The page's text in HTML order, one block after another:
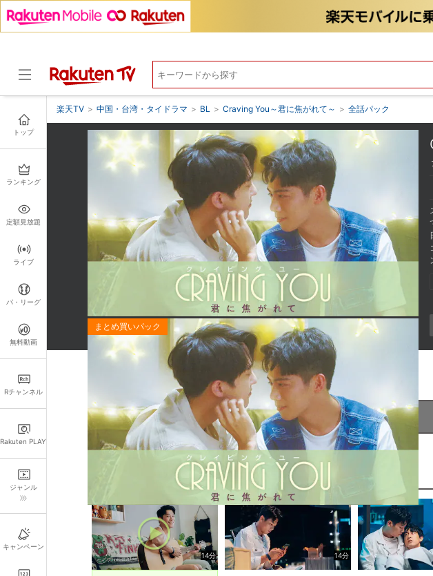
トップ
ランキング
定額見放題
ライブ
パ・リーグ
無料動画
Rチャンネル
Rakuten PLAY
ジャンル
キャンペーン
楽天TV > 中国・台湾・タイドラマ > BL > Craving You～君に焦がれて～ > 全話パック
お得
お得！「Craving You～君に焦がれて～」全話 パック
この作品の各話一覧
14分 14分